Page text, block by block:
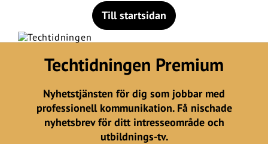
Till startsidan
Techtidningen Premium
Nyhetstjänsten för dig som jobbar med
professionell kommunikation. Få nischade
nyhetsbrev för ditt intresseområde och
utbildnings-tv.